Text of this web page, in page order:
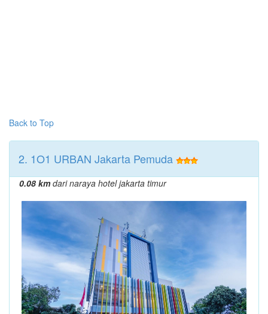
Back to Top
2. 1O1 URBAN Jakarta Pemuda
0.08 kmdari naraya hotel jakarta timur